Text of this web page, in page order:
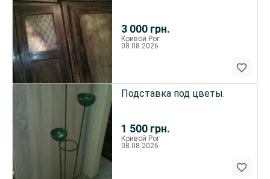
3 000 грн.
Кривой Рог
08.08.2026
1 500 грн.
Подставка под цветы.
Кривой Рог
08.08.2026